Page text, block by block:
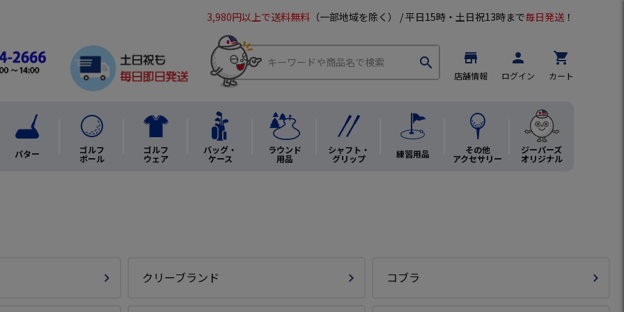
3,980円以上で送料無料 （一部地域を除く） / 平日15時・土日祝13時まで毎日発送 ！
search store
店舗情報
person
ログイン
shopping_cart
カート
パター ゴルフ
ボール
ゴルフ
ウェア
バッグ・
ケース
ラウンド
用品
シャフト・
グリップ 練習用品 その他
アクセサリー
ジーパーズ
オリジナル
クリーブランド コブラ